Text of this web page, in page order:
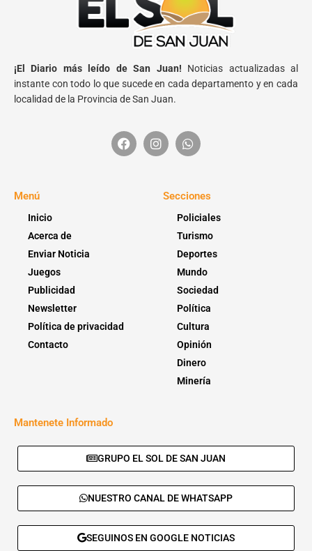
¡El Diario más leído de San Juan! Noticias actualizadas al
instante con todo lo que sucede en cada departamento y en cada
localidad de la Provincia de San Juan.
Menú
Inicio
Acerca de
Enviar Noticia
Juegos
Publicidad
Newsletter
Política de privacidad
Contacto
Secciones
Policiales
Turismo
Deportes
Mundo
Sociedad
Política
Cultura
Opinión
Dinero
Minería
Mantenete Informado
GRUPO EL SOL DE SAN JUAN
NUESTRO CANAL DE WHATSAPP
SEGUINOS EN GOOGLE NOTICIAS